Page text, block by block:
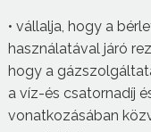
• vállalja, hogy a
használatával járó
hogy a
a víz-és csatornadíj
vonatkozásában